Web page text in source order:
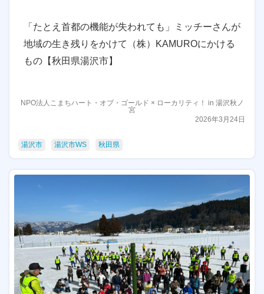
「たとえ首都の機能が失われても」ミッチーさんが
地域の生き残りをかけて（株）KAMUROにかける
もの【秋田県湯沢市】
NPO法人こまちハート・オブ・ゴールド × ローカリティ！ in 湯沢秋ノ
宮
2026年3月24日
湯沢市 湯沢市WS 秋田県